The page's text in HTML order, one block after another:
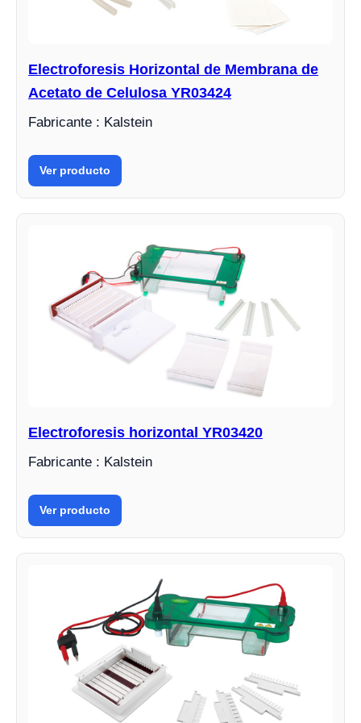
Electroforesis Horizontal de Membrana de
Acetato de Celulosa YR03424
Fabricante : Kalstein
Ver producto
Electroforesis horizontal YR03420
Fabricante : Kalstein
Ver producto